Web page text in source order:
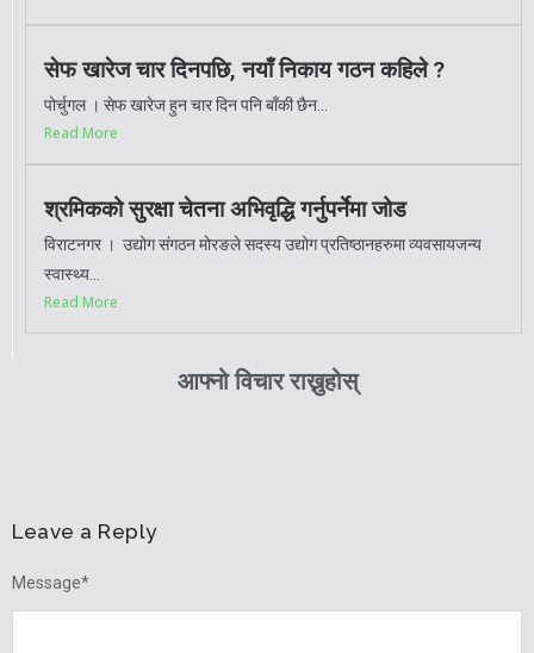
सेफ खारेज चार दिनपछि, नयाँ निकाय गठन कहिले ?
पोर्चुगल । सेफ खारेज हुन चार दिन पनि बाँकी छैन...
Read More
श्रमिकको सुरक्षा चेतना अभिवृद्धि गर्नुपर्नेमा जोड
विराटनगर । उद्योग संगठन मोरङले सदस्य उद्योग प्रतिष्ठानहरुमा व्यवसायजन्य
स्वास्थ्य...
Read More
आफ्नो विचार राख्नुहोस्
Leave a Reply
Message*